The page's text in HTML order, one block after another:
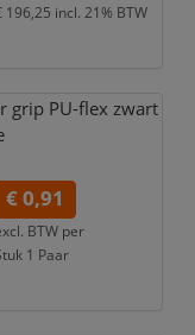
196,25 incl. 21% BTW
grip PU-flex zwart
€ 0,91
BTW per
1 Paar